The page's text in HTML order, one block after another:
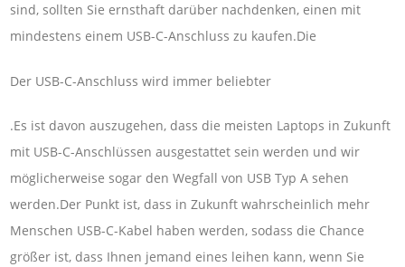
sind, sollten Sie ernsthaft darüber nachdenken, einen mit
mindestens einem USB-C-Anschluss zu kaufen.Die
Der USB-C-Anschluss wird immer beliebter
.Es ist davon auszugehen, dass die meisten Laptops in Zukunft
mit USB-C-Anschlüssen ausgestattet sein werden und wir
möglicherweise sogar den Wegfall von USB Typ A sehen
werden.Der Punkt ist, dass in Zukunft wahrscheinlich mehr
Menschen USB-C-Kabel haben werden, sodass die Chance
größer ist, dass Ihnen jemand eines leihen kann, wenn Sie